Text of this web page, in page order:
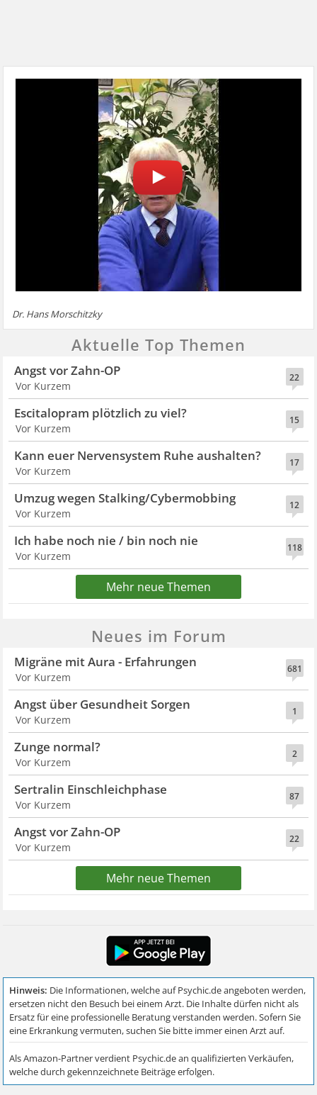
Dr. Hans Morschitzky
Aktuelle Top Themen
22
Angst vor Zahn-OP
Vor Kurzem
15
Escitalopram plötzlich zu viel?
Vor Kurzem
17
Kann euer Nervensystem Ruhe aushalten?
Vor Kurzem
12
Umzug wegen Stalking/Cybermobbing
Vor Kurzem
118
Ich habe noch nie / bin noch nie
Vor Kurzem
Mehr neue Themen
Neues im Forum
681
Migräne mit Aura - Erfahrungen
Vor Kurzem
1
Angst über Gesundheit Sorgen
Vor Kurzem
2
Zunge normal?
Vor Kurzem
87
Sertralin Einschleichphase
Vor Kurzem
22
Angst vor Zahn-OP
Vor Kurzem
Mehr neue Themen